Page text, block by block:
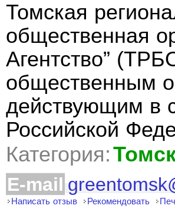
Томская
общественная
Агентство”
общественным
действующим в
Российской
Категория:
E-mail
Написать отзыв Рекомендовать